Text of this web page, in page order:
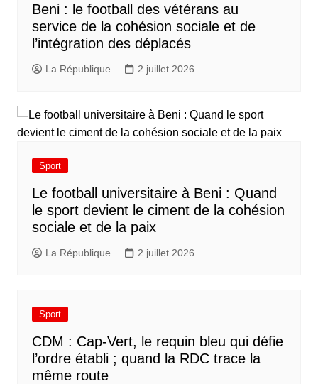
Beni : le football des vétérans au
service de la cohésion sociale et de
l’intégration des déplacés​
La République 2 juillet 2026
Sport
Le football universitaire à Beni : Quand
le sport devient le ciment de la cohésion
sociale et de la paix
La République 2 juillet 2026
Sport
CDM : Cap-Vert, le requin bleu qui défie
l’ordre établi ; quand la RDC trace la
même route